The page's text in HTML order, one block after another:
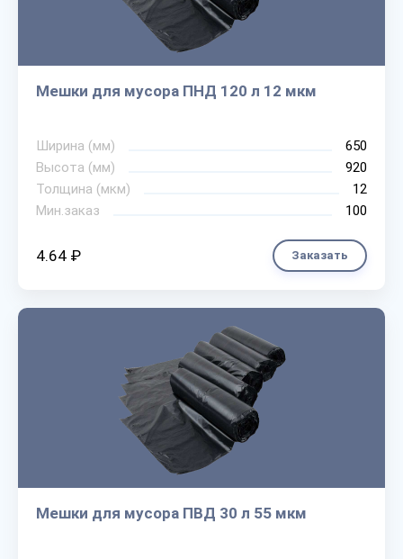
Мешки для мусора ПНД 120 л 12 мкм
Ширина (мм)
650
Высота (мм)
920
Толщина (мкм)
12
Мин.заказ
100
4.64 ₽ Заказать
Мешки для мусора ПВД 30 л 55 мкм